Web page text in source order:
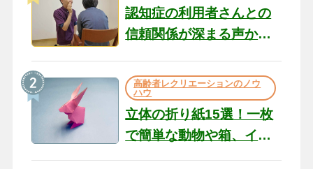
認知症の利用者さんとの
信頼関係が深まる声かけ
の現場から（22）
高齢者レクリエーションのノウ
ハウ
立体の折り紙15選！一枚
で簡単な動物や箱、イン